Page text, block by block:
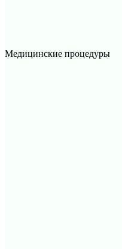
Медицинские процедуры